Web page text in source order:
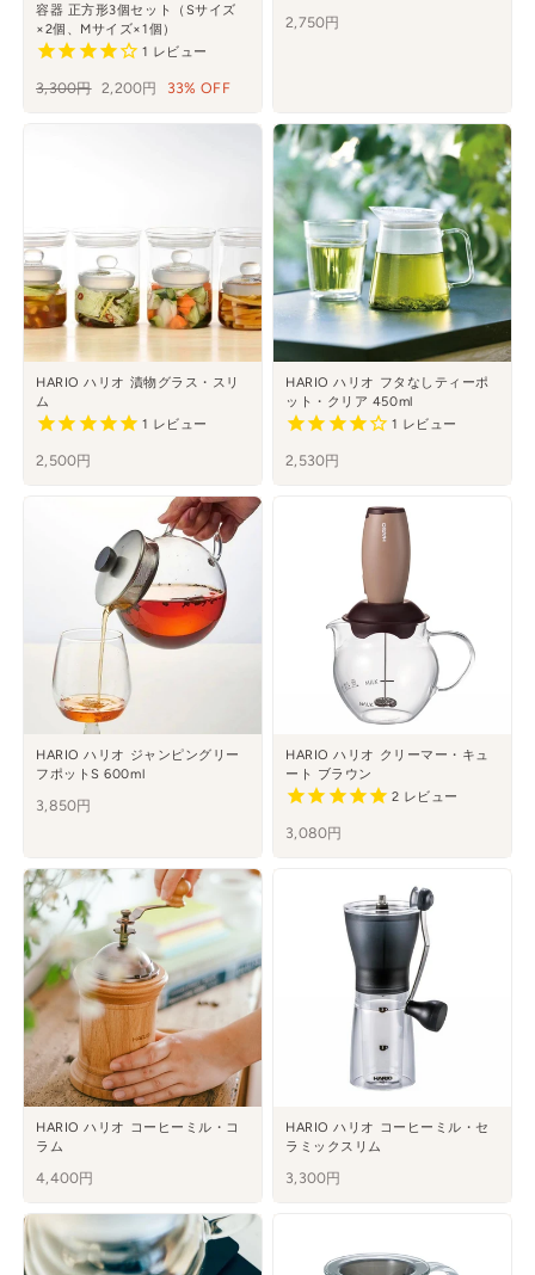
容器 正方形3個セット（Sサイズ
×2個、Mサイズ×1個）
1 レビュー
通
3,300円 セ
2,200円 33% OFF
2,750円
HARIO ハリオ 漬物グラス・スリ
ム
1 レビュー
2,500円
HARIO ハリオ フタなしティーポ
ット・クリア 450ml
1 レビュー
2,530円
HARIO ハリオ ジャンピングリー
フポットS 600ml
3,850円
HARIO ハリオ クリーマー・キュ
ート ブラウン
2 レビュー
3,080円
HARIO ハリオ コーヒーミル・コ
ラム
4,400円
HARIO ハリオ コーヒーミル・セ
ラミックスリム
3,300円